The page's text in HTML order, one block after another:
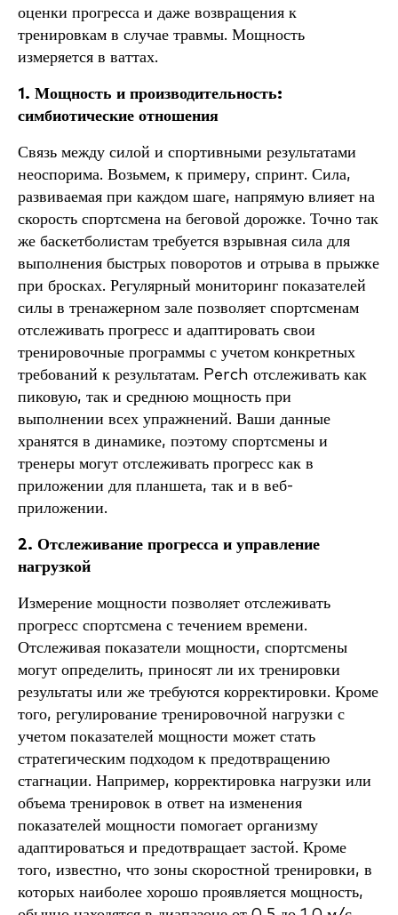
оценки прогресса и даже возвращения к
тренировкам в случае травмы. Мощность
измеряется в ваттах.
1. Мощность и производительность:
симбиотические отношения
Связь между силой и спортивными результатами
неоспорима. Возьмем, к примеру, спринт. Сила,
развиваемая при каждом шаге, напрямую влияет на
скорость спортсмена на беговой дорожке. Точно так
же баскетболистам требуется взрывная сила для
выполнения быстрых поворотов и отрыва в прыжке
при бросках. Регулярный мониторинг показателей
силы в тренажерном зале позволяет спортсменам
отслеживать прогресс и адаптировать свои
тренировочные программы с учетом конкретных
требований к результатам. Perch отслеживать как
пиковую, так и среднюю мощность при
выполнении всех упражнений. Ваши данные
хранятся в динамике, поэтому спортсмены и
тренеры могут отслеживать прогресс как в
приложении для планшета, так и в веб-
приложении.
2. Отслеживание прогресса и управление
нагрузкой
Измерение мощности позволяет отслеживать
прогресс спортсмена с течением времени.
Отслеживая показатели мощности, спортсмены
могут определить, приносят ли их тренировки
результаты или же требуются корректировки. Кроме
того, регулирование тренировочной нагрузки с
учетом показателей мощности может стать
стратегическим подходом к предотвращению
стагнации. Например, корректировка нагрузки или
объема тренировок в ответ на изменения
показателей мощности помогает организму
адаптироваться и предотвращает застой. Кроме
того, известно, что зоны скоростной тренировки, в
которых наиболее хорошо проявляется мощность,